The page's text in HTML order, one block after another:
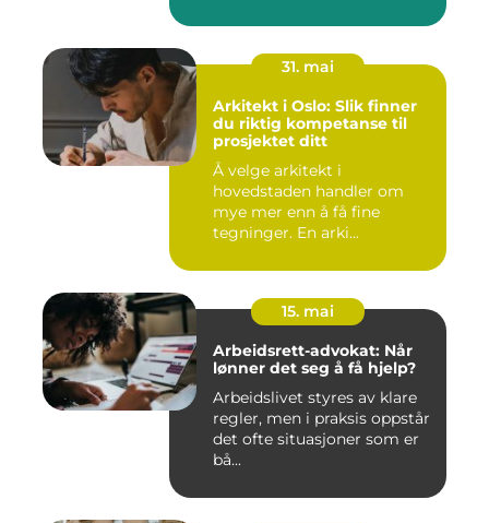
31. mai
Arkitekt i Oslo: Slik finner
du riktig kompetanse til
prosjektet ditt
Å velge arkitekt i
hovedstaden handler om
mye mer enn å få fine
tegninger. En arki...
15. mai
Arbeidsrett-advokat: Når
lønner det seg å få hjelp?
Arbeidslivet styres av klare
regler, men i praksis oppstår
det ofte situasjoner som er
bå...